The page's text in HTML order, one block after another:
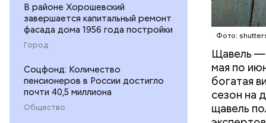
В районе Хорошевский
завершается капитальный ремонт
фасада дома 1956 года постройки
Город
Соцфонд: Количество
пенсионеров в России достигло
почти 40,5 миллиона
Общество
Фото:
Щавель —
мая по
богатая
сезон на
щавель
Диетолог